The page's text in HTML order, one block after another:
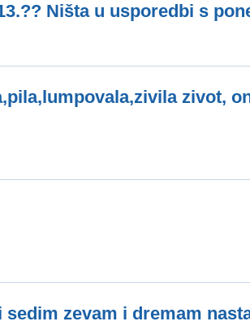
Ništa u usporedbi s
zivot,
sedim zevam i dremam